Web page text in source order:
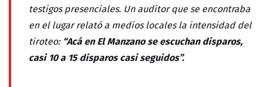
testigos presenciales. Un auditor que se encontraba
en el lugar relató a medios locales la intensidad del
tiroteo: “Acá en El Manzano se escuchan disparos,
casi 10 a 15 disparos casi seguidos”.